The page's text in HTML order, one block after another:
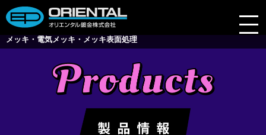
メッキ・電気メッキ・メッキ表面処理
会社案内
業務内容
製品情報